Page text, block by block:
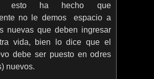
esto ha hecho que
no le demos espacio a
nuevas que deben ingresar
vida, bien lo dice que el
debe ser puesto en odres
nuevos.